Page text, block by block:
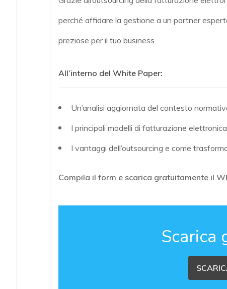
perché affidare la gestione a un partner
preziose per il tuo business.
All’interno del White Paper:
Un’analisi aggiornata del contesto
I principali modelli di fatturazione
I vantaggi dell’outsourcing e come
Compila il form e scarica gratuitamente il
Scarica